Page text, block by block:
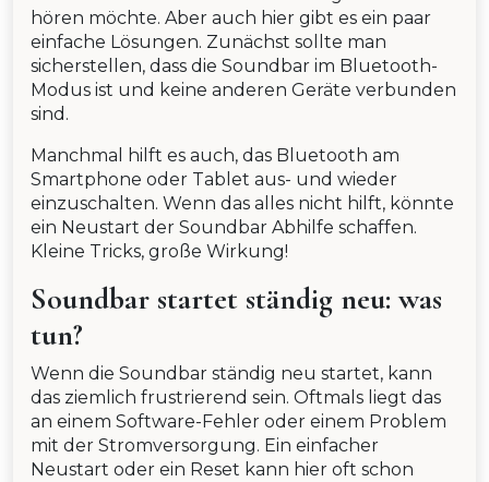
hören möchte. Aber auch hier gibt es ein paar
einfache Lösungen. Zunächst sollte man
sicherstellen, dass die Soundbar im Bluetooth-
Modus ist und keine anderen Geräte verbunden
sind.
Manchmal hilft es auch, das Bluetooth am
Smartphone oder Tablet aus- und wieder
einzuschalten. Wenn das alles nicht hilft, könnte
ein Neustart der Soundbar Abhilfe schaffen.
Kleine Tricks, große Wirkung!
Soundbar startet ständig neu: was
tun?
Wenn die Soundbar ständig neu startet, kann
das ziemlich frustrierend sein. Oftmals liegt das
an einem Software-Fehler oder einem Problem
mit der Stromversorgung. Ein einfacher
Neustart oder ein Reset kann hier oft schon